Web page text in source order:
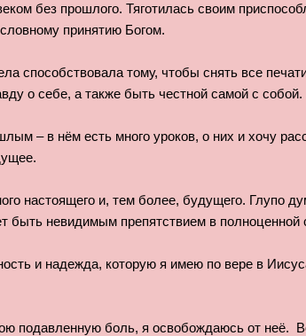
без прошлого. Тяготилась своим
принятию Богом.
способствовала тому, чтобы снять все
о себе, а также быть честной самой с собой.
– в нём есть много уроков, о них и хочу
настоящего и, тем более, будущего. Глупо
быть невидимым препятствием в полноценной
и надежда, которую я имею по вере в
подавленную боль, я освобождаюсь от неё.